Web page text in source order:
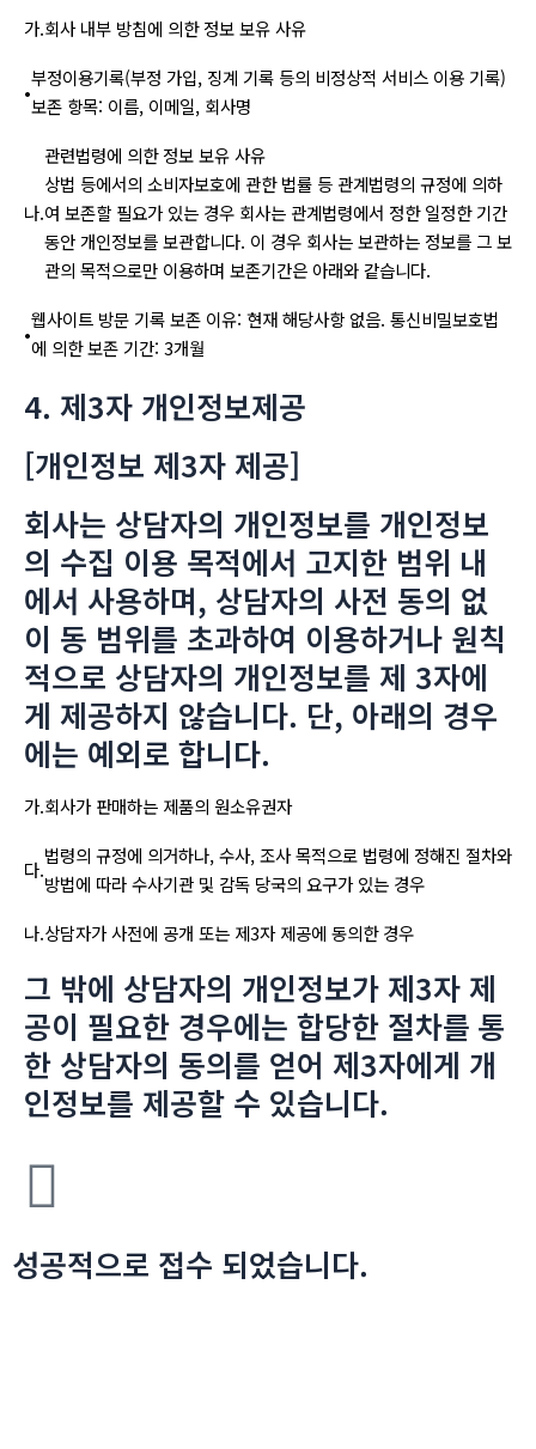
가.회사 내부 방침에 의한 정보 보유 사유
•
부정이용기록(부정 가입, 징계 기록 등의 비정상적 서비스 이용 기록)
보존 항목: 이름, 이메일, 회사명
나.
관련법령에 의한 정보 보유 사유
상법 등에서의 소비자보호에 관한 법률 등 관계법령의 규정에 의하
여 보존할 필요가 있는 경우 회사는 관계법령에서 정한 일정한 기간
동안 개인정보를 보관합니다. 이 경우 회사는 보관하는 정보를 그 보
관의 목적으로만 이용하며 보존기간은 아래와 같습니다.
•
웹사이트 방문 기록 보존 이유: 현재 해당사항 없음. 통신비밀보호법
에 의한 보존 기간: 3개월
4. 제3자 개인정보제공
[개인정보 제3자 제공]
회사는 상담자의 개인정보를 개인정보
의 수집 이용 목적에서 고지한 범위 내
에서 사용하며, 상담자의 사전 동의 없
이 동 범위를 초과하여 이용하거나 원칙
적으로 상담자의 개인정보를 제 3자에
게 제공하지 않습니다. 단, 아래의 경우
에는 예외로 합니다.
가.회사가 판매하는 제품의 원소유권자
다.
법령의 규정에 의거하나, 수사, 조사 목적으로 법령에 정해진 절차와
방법에 따라 수사기관 및 감독 당국의 요구가 있는 경우
나.상담자가 사전에 공개 또는 제3자 제공에 동의한 경우
그 밖에 상담자의 개인정보가 제3자 제
공이 필요한 경우에는 합당한 절차를 통
한 상담자의 동의를 얻어 제3자에게 개
인정보를 제공할 수 있습니다.
성공적으로 접수 되었습니다.